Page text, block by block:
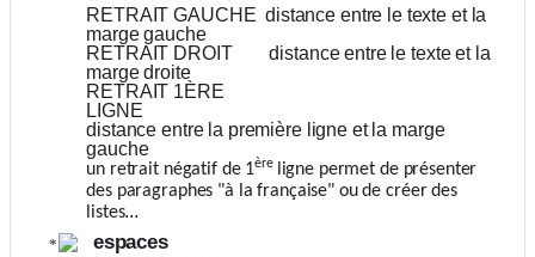
RETRAIT GAUCHE distance entre le texte et la
marge gauche
RETRAIT DROIT
distance entre le texte et la
marge droite
RETRAIT 1ÈRE
LIGNE
distance entre la première ligne et la marge
gauche
un retrait négatif de 1ère
ligne permet de présenter
des paragraphes "à la française" ou de créer des
listes...
espaces